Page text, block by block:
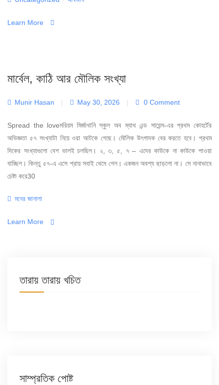
Learn More
মার্বেল, কাঠি আর মৌলিক সংখ্যা
Munir Hasan | May 30, 2026 | 0 Comment
Spread the loveমরিয়ম মির্জাখানি স্কুল অব ম্যাথ এন্ড সায়েন্স-এর প্রথম কোহর্টের
অভিজ্ঞতা ৫৭ সংখ্যাটা নিয়ে ওরা আটকে গেছে। মৌলিক উৎপাদক বের করতে হবে। প্রথম
দিকের সংখ্যাগুলো বেশ ভালই চলছিল। ২, ৩, ৫, ৭ – এদের কাউকে না কাউকে পাওয়া
যাচ্ছিল। কিন্তু ৫৭-এ এসে প্রায় সবাই থেমে গেল। একজন অবশ্য ছাড়লো না। সে নানাভাবে
চেষ্টা করে30
Categories
মনের জানালা
Learn More
তারায় তারায় খচিত
সাম্প্রতিক পোষ্ট